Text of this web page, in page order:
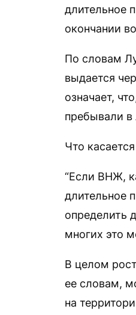
длительное
окончании
По словам
выдается
означает,
пребывали в
Что
“Если ВНЖ,
длительное
определить
многих это
В целом
ее словам,
на